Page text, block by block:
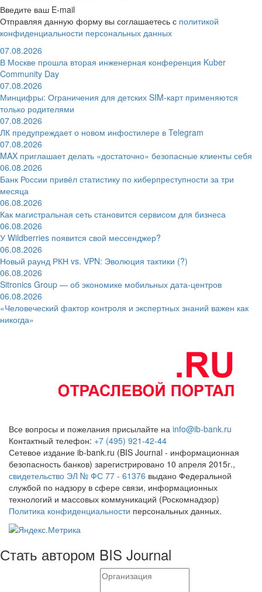
Введите ваш E-mail
Отправляя данную форму вы соглашаетесь с политикой
конфиденциальности персональных данных
07.08.2026
В Москве прошла вторая инженерная конференция Kuber
Community Day
07.08.2026
Минцифры: Ограничения для детских SIM-карт применяются
только родителями
07.08.2026
ЛК предупреждает о новом инфостилере в Telegram
07.08.2026
MAX приглашает делать «достаточно» безопасные клиенты себя
06.08.2026
Банк России привёл статистику по киберпреступности за три
месяца
06.08.2026
Как магистральная сеть становится сервисом для бизнеса
06.08.2026
У Wildberries появится свой мессенджер?
06.08.2026
Новый раунд РКН vs. VPN: Эволюция тактики (?)
06.08.2026
Sitronics Group — об экономике мобильных дата-центров
06.08.2026
«Человеческий фактор контроля и экспертных знаний важен как
никогда»
Все вопросы и пожелания присылайте на info@ib-bank.ru
Контактный телефон: +7 (495) 921-42-44
Сетевое издание ib-bank.ru (BIS Journal - информационная
безопасность банков) зарегистрировано 10 апреля 2015г.,
свидетельство ЭЛ № ФС 77 - 61376 выдано Федеральной
службой по надзору в сфере связи, информационных
технологий и массовых коммуникаций (Роскомнадзор)
Политика конфиденциальности персональных данных.
Стать автором BIS Journal